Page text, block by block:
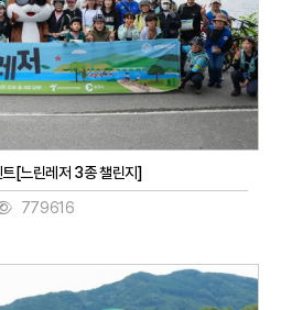
[느린레저 3종 챌린지]
779616